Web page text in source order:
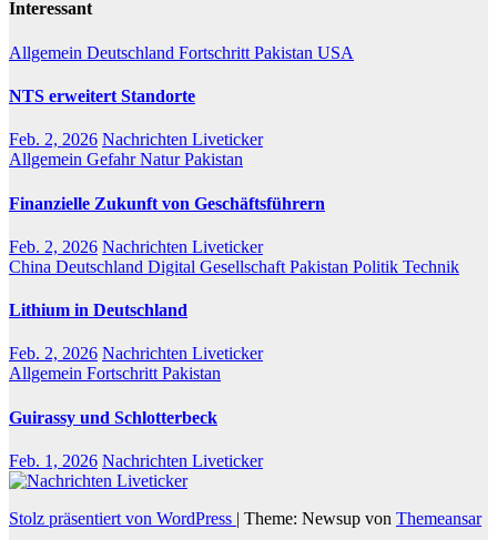
Interessant
Allgemein Deutschland Fortschritt Pakistan USA
NTS erweitert Standorte
Feb. 2, 2026 Nachrichten Liveticker
Allgemein GefahrNaturPakistan
Finanzielle Zukunft von Geschäftsführern
Feb. 2, 2026 Nachrichten Liveticker
China Deutschland Digital Gesellschaft Pakistan Politik Technik
Lithium in Deutschland
Feb. 2, 2026 Nachrichten Liveticker
Allgemein Fortschritt Pakistan
Guirassy und Schlotterbeck
Feb. 1, 2026 Nachrichten Liveticker
Stolz präsentiert von WordPress | Theme: Newsup von Themeansar